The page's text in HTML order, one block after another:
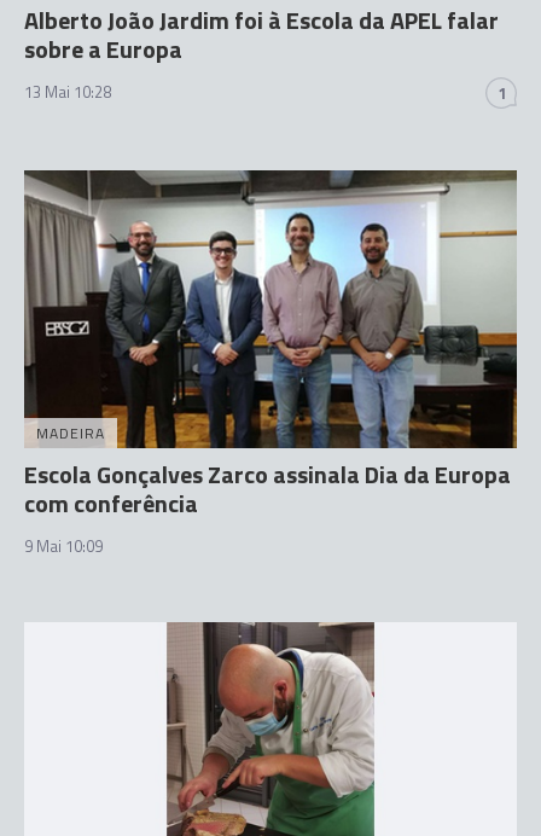
Alberto João Jardim foi à Escola da APEL falar
sobre a Europa
13 Mai 10:28 1
MADEIRA
Escola Gonçalves Zarco assinala Dia da Europa
com conferência
9 Mai 10:09